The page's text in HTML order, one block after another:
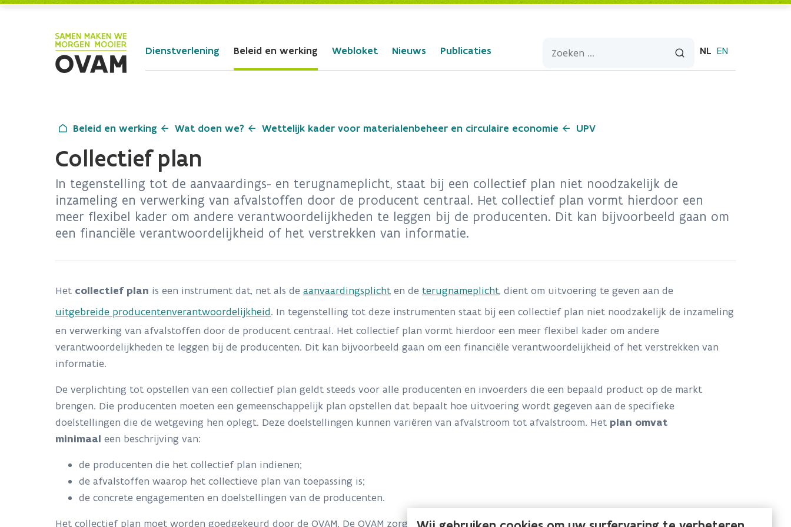
Dienstverlening Beleid en werking Webloket Nieuws Publicaties NL EN
Beleid en werking Wat doen we? Wettelijk kader voor materialenbeheer en circulaire economie UPV
Collectief plan
In tegenstelling tot de aanvaardings- en terugnameplicht, staat bij een collectief plan niet noodzakelijk de
inzameling en verwerking van afvalstoffen door de producent centraal. Het collectief plan vormt hierdoor een
meer flexibel kader om andere verantwoordelijkheden te leggen bij de producenten. Dit kan bijvoorbeeld gaan om
een financiële verantwoordelijkheid of het verstrekken van informatie.
Het collectief plan is een instrument dat, net als de aanvaardingsplicht en de terugnameplicht, dient om uitvoering te geven aan de
uitgebreide producentenverantwoordelijkheid. In tegenstelling tot deze instrumenten staat bij een collectief plan niet noodzakelijk de inzameling
en verwerking van afvalstoffen door de producent centraal. Het collectief plan vormt hierdoor een meer flexibel kader om andere
verantwoordelijkheden te leggen bij de producenten. Dit kan bijvoorbeeld gaan om een financiële verantwoordelijkheid of het verstrekken van
informatie.
De verplichting tot opstellen van een collectief plan geldt steeds voor alle producenten en invoerders die een bepaald product op de markt
brengen. Die producenten moeten een gemeenschappelijk plan opstellen dat bepaalt hoe uitvoering wordt gegeven aan de specifieke
doelstellingen die de wetgeving hen oplegt. Deze doelstellingen kunnen variëren van afvalstroom tot afvalstroom. Het plan omvat
minimaal een beschrijving van:
de producenten die het collectief plan indienen;
de afvalstoffen waarop het collectieve plan van toepassing is;
de concrete engagementen en doelstellingen van de producenten.
Het collectief plan moet worden goedgekeurd door de OVAM. De OVAM zorgt ook voor de opvolging van het plan, onder meer via de jaarlijkse